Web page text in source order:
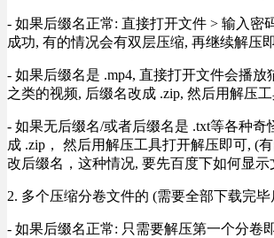
- 如果后缀名正常: 直接打开文件 > 输入密
成功, 有的情况会有双层压缩, 再继续解压
- 如果后缀名是 .mp4, 直接打开文件会播放
之类的视频, 后缀名改成 .zip, 然后用解压
- 如果无后缀名/或者后缀名是 .txt等各种奇
成 .zip， 然后用解压工具打开解压即可, (
改后缀名，这种情况, 要先百度下如何显示
2. 多个压缩分卷文件的 (需要全部下载完
- 如果后缀名正常: 只需要解压第一个分卷